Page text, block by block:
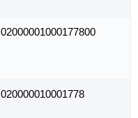
02000001000177800
020000010001778